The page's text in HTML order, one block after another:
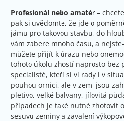
Profesionál nebo amatér –
pak si uvědomte, že jde o
jámu pro takovou stavbu, do
vám zabere mnoho času, a
můžete přijít k úrazu nebo
tohoto úkolu zhostí naprosto bez
specialisté, kteří si ví rady i v
pouhou ornici, ale v zemi jsou
pletivo, velké balvany, jílovitá
případech je také nutné zhotovit
sesuvu zeminy a zavalení